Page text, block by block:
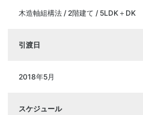
木造軸組構法 / 2階建て / 5LDK＋DK
引渡日
2018年5月
スケジュール